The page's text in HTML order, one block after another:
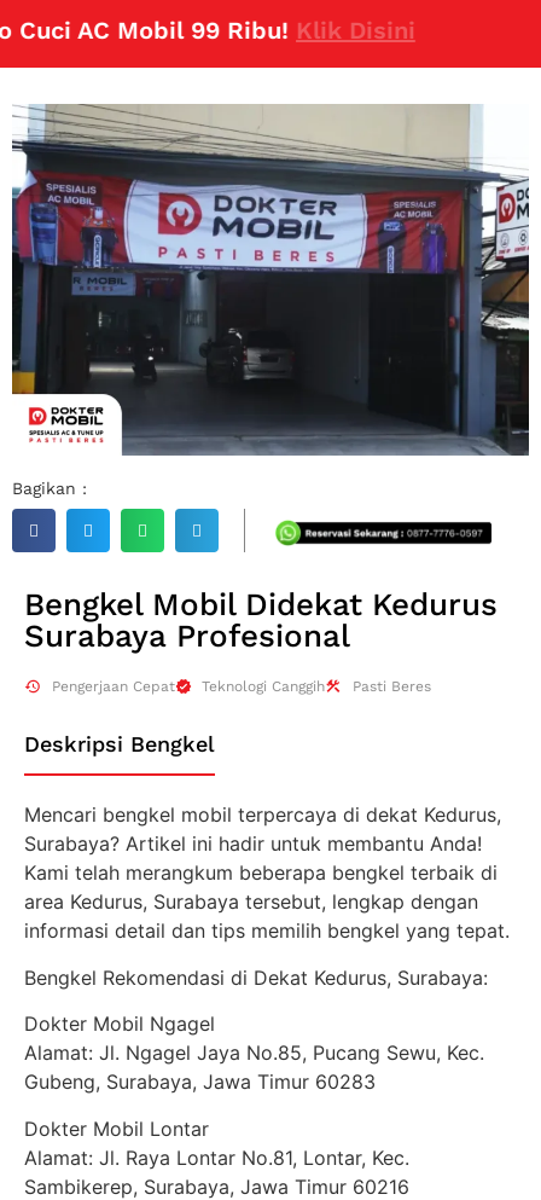
AC Mobil 99 Ribu!Klik Disini
Bagikan :
Bengkel Mobil Didekat Kedurus
Surabaya Profesional
Pengerjaan Cepat Teknologi Canggih Pasti Beres
Deskripsi Bengkel
Mencari bengkel mobil terpercaya di dekat Kedurus,
Surabaya? Artikel ini hadir untuk membantu Anda!
Kami telah merangkum beberapa bengkel terbaik di
area Kedurus, Surabaya tersebut, lengkap dengan
informasi detail dan tips memilih bengkel yang tepat.
Bengkel Rekomendasi di Dekat Kedurus, Surabaya:
Dokter Mobil Ngagel
Alamat: Jl. Ngagel Jaya No.85, Pucang Sewu, Kec.
Gubeng, Surabaya, Jawa Timur 60283
Dokter Mobil Lontar
Alamat: Jl. Raya Lontar No.81, Lontar, Kec.
Sambikerep, Surabaya, Jawa Timur 60216